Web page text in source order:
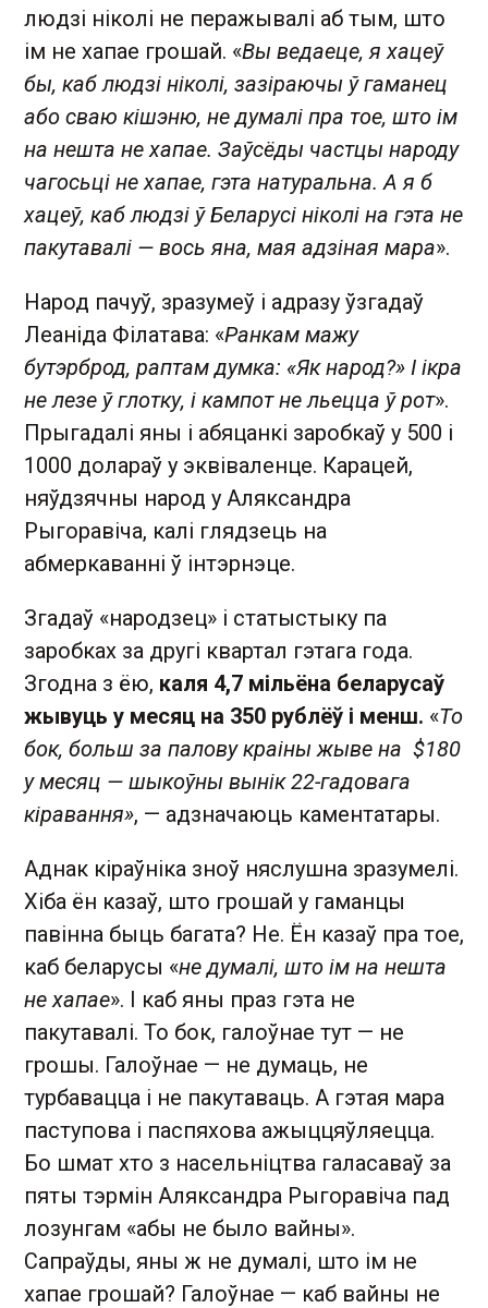
людзі ніколі не перажывалі аб тым, што
ім не хапае грошай. «Вы ведаеце, я хацеў
бы, каб людзі ніколі, зазіраючы ў гаманец
або сваю кішэню, не думалі пра тое, што ім
на нешта не хапае. Заўсёды частцы народу
чагосьці не хапае, гэта натуральна. А я б
хацеў, каб людзі ў Беларусі ніколі на гэта не
пакутавалі — вось яна, мая адзіная мара».
Народ пачуў, зразумеў і адразу ўзгадаў
Леаніда Філатава: «Ранкам мажу
бутэрброд, раптам думка: «Як народ?» І ікра
не лезе ў глотку, і кампот не льецца ў рот».
Прыгадалі яны і абяцанкі заробкаў у 500 і
1000 долараў у эквіваленце. Карацей,
няўдзячны народ у Аляксандра
Рыгоравіча, калі глядзець на
абмеркаванні ў інтэрнэце.
Згадаў «народзец» і статыстыку па
заробках за другі квартал гэтага года.
Згодна з ёю, каля 4,7 мільёна беларусаў
жывуць у месяц на 350 рублёў і менш. «То
бок, больш за палову краіны жыве на $180
у месяц — шыкоўны вынік 22-гадовага
кіравання», — адзначаюць каментатары.
Аднак кіраўніка зноў няслушна зразумелі.
Хіба ён казаў, што грошай у гаманцы
павінна быць багата? Не. Ён казаў пра тое,
каб беларусы «не думалі, што ім на нешта
не хапае». І каб яны праз гэта не
пакутавалі. То бок, галоўнае тут — не
грошы. Галоўнае — не думаць, не
турбавацца і не пакутаваць. А гэтая мара
паступова і паспяхова ажыццяўляецца.
Бо шмат хто з насельніцтва галасаваў за
пяты тэрмін Аляксандра Рыгоравіча пад
лозунгам «абы не было вайны».
Сапраўды, яны ж не думалі, што ім не
хапае грошай? Галоўнае — каб вайны не